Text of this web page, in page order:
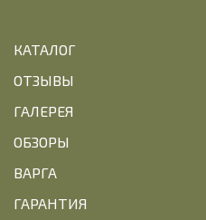
КАТАЛОГ
ОТЗЫВЫ
ГАЛЕРЕЯ
ОБЗОРЫ
ВАРГА
ГАРАНТИЯ